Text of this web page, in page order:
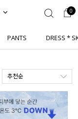
0
ENG
JP
회원혜택 입
COMMUNITY
0
PANTS DRESS *
추천순